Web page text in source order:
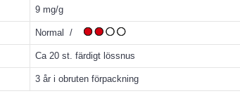
9 mg/g
Normal /
Ca 20 st. färdigt lössnus
3 år i obruten förpackning